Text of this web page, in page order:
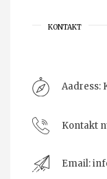
KONTAKT
Aadress:
Kontakt
Email: